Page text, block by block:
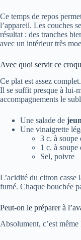
Ce temps de repos
l’appareil. Les couches
résultat : des tranches
avec un intérieur très
Avec quoi servir ce
Ce plat est assez
Il se suffit presque à lui-
accompagnements le
Une salade de
Une vinaigrette
3 c. à soupe
1 c. à soupe
Sel, poivre
L’acidité du citron casse
fumé. Chaque bouchée
Peut-on le préparer à
Absolument, c’est même